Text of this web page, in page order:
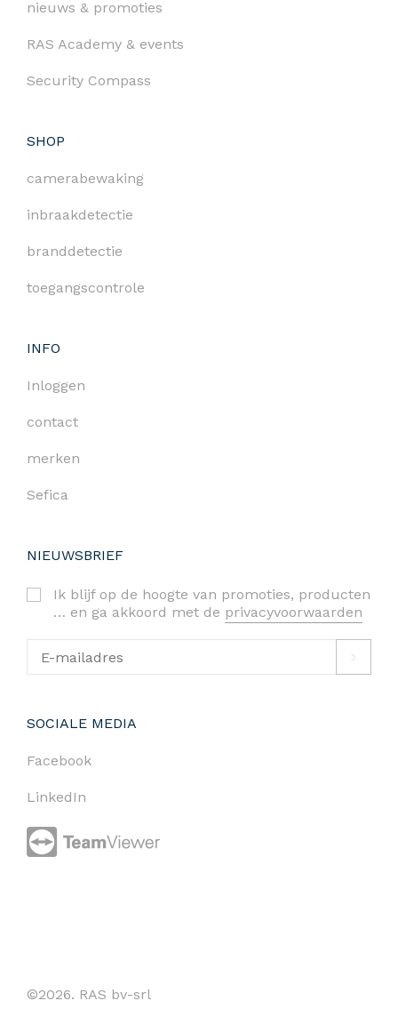
nieuws & promoties
RAS Academy & events
Security Compass
SHOP
camerabewaking
inbraakdetectie
branddetectie
toegangscontrole
INFO
Inloggen
contact
merken
Sefica
NIEUWSBRIEF
Ik blijf op de hoogte van promoties, producten
… en ga akkoord met de privacyvoorwaarden
SOCIALE MEDIA
Facebook
LinkedIn
©2026. RAS bv-srl